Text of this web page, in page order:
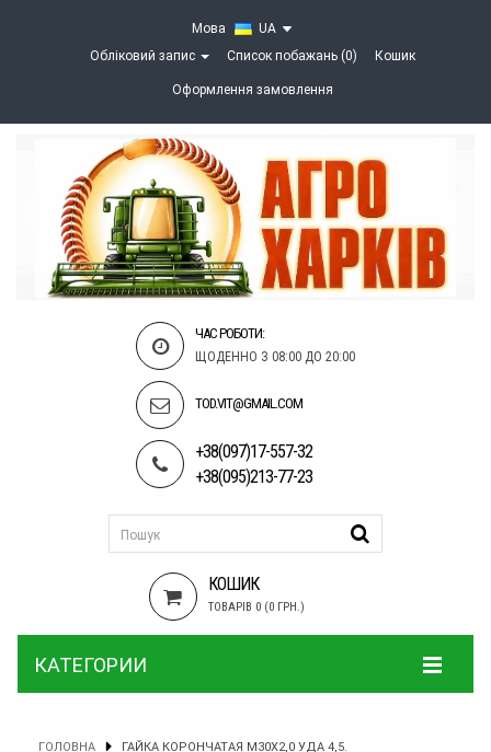
Мова
UA
Обліковий запис
Список побажань (0) Кошик
Оформлення замовлення
ЧАС РОБОТИ:
ЩОДЕННО З 08:00 ДО 20:00
TOD.VIT@GMAIL.COM
+38(097)17-557-32
+38(095)213-77-23
КОШИК
ТОВАРІВ 0 (0 ГРН.)
КАТЕГОРИИ
ГОЛОВНА ГАЙКА КОРОНЧАТАЯ М30Х2,0 УДА 4,5.